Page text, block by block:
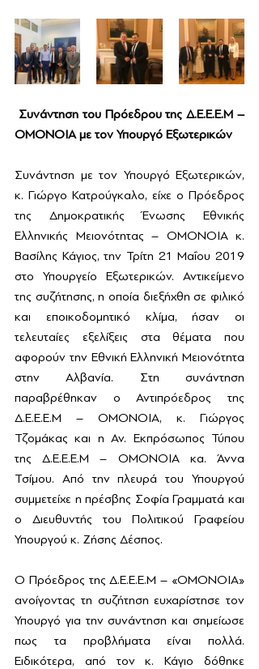
Συνάντηση του Πρόεδρου της Δ.Ε.Ε.Ε.Μ –
ΟΜΟΝΟΙΑ με τον Υπουργό Εξωτερικών
Συνάντηση με τον Υπουργό Εξωτερικών,
κ. Γιώργο Κατρούγκαλο, είχε ο Πρόεδρος
της Δημοκρατικής Ένωσης Εθνικής
Ελληνικής Μειονότητας – ΟΜΟΝΟΙΑ κ.
Βασίλης Κάγιος, την Τρίτη 21 Μαΐου 2019
στο Υπουργείο Εξωτερικών. Αντικείμενο
της συζήτησης, η οποία διεξήχθη σε φιλικό
και εποικοδομητικό κλίμα, ήσαν οι
τελευταίες εξελίξεις στα θέματα που
αφορούν την Εθνική Ελληνική Μειονότητα
στην Αλβανία. Στη συνάντηση
παραβρέθηκαν ο Αντιπρόεδρος της
Δ.Ε.Ε.Ε.Μ – ΟΜΟΝΟΙΑ, κ. Γιώργος
Τζομάκας και η Αν. Εκπρόσωπος Τύπου
της Δ.Ε.Ε.Ε.Μ – ΟΜΟΝΟΙΑ κα. Άννα
Τσίμου. Από την πλευρά του Υπουργού
συμμετείχε η πρέσβης Σοφία Γραµµατά και
ο Διευθυντής του Πολιτικού Γραφείου
Υπουργού κ. Ζήσης Δέσπος.
Ο Πρόεδρος της Δ.Ε.Ε.Ε.Μ – «ΟΜΟΝΟΙΑ»
ανοίγοντας τη συζήτηση ευχαρίστησε τον
Υπουργό για την συνάντηση και σημείωσε
πως τα προβλήματα είναι πολλά.
Ειδικότερα, από τον κ. Κάγιο δόθηκε